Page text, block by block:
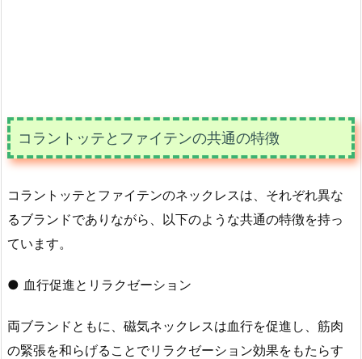
コラントッテとファイテンの共通の特徴
コラントッテとファイテンのネックレスは、それぞれ異な
るブランドでありながら、以下のような共通の特徴を持っ
ています。
● 血行促進とリラクゼーション
両ブランドともに、磁気ネックレスは血行を促進し、筋肉
の緊張を和らげることでリラクゼーション効果をもたらす